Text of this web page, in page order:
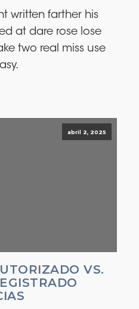
written farther his
at dare rose lose
two real miss use
abril 2, 2025
VS.